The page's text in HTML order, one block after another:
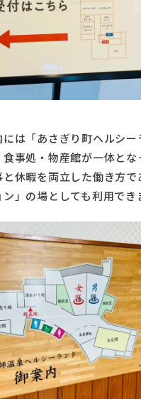
は「あさぎり町ヘルシー
事処・物産館が一体とな
休暇を両立した働き方で
」の場としても利用でき